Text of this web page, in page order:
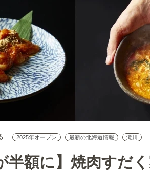
2025年オープン 最新の北海道情報 滝川
半額に】焼肉すだ